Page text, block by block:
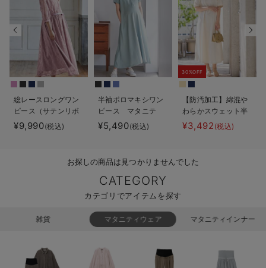
親子セット
快適機能ウェア特集 トップス
快適機能ウェア特集 ボトムス
快適機能ウェア特集 パジャマ
erbaviva（エルバビーバ）
安心の日本製。先輩ママが買ってよかった！本当に必要な出産準備品
買って正解！高評価レビューアイテム
冬に可愛いニットがお得！
親子コーデ｜ママとベビーにおすすめ！
便利な育児家電
かわいくておもしろ
何枚あっても嬉しい
長く使えるアイテム
お部屋映えアイテム
総レースロングワン
ピース（サテンリボ
ンベルト付） マタ
ニティ・授乳服【出
¥9,990(税込)
半袖ポロマキシワン
ピース マタニテ
ィ・授乳服【出産後
も長く使える】
¥5,490(税込)
30%OFF
【防汚加工】綿混や
わらかスウェット半
袖フレアワンピー
ス マタニティ・産
¥3,492 (税込)
お探しの商品は見つかりませんでした
CATEGORY
カテゴリでアイテムを探す
雑貨 マタニティウェア マタニティインナー